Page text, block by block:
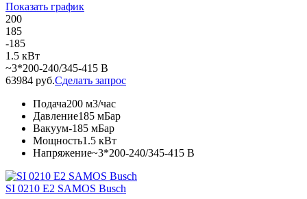
Показать график
200
185
-185
1.5 кВт
~3*200-240/345-415 В
63984 руб.Сделать запрос
Подача200 м3/час
Давление185 мБар
Вакуум-185 мБар
Мощность1.5 кВт
Напряжение~3*200-240/345-415 В
SI 0210 E2 SAMOS Busch